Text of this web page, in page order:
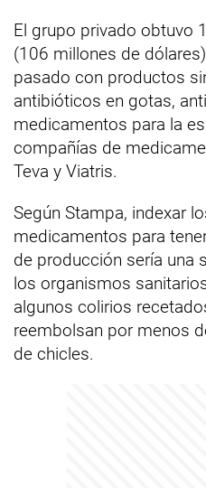
El grupo privado obtuvo
(106 millones de
pasado con productos
antibióticos en gotas,
medicamentos para la
compañías de
Teva y Viatris.
Según Stampa, indexar
medicamentos para
de producción sería una
los organismos
algunos colirios
reembolsan por menos
de chicles.